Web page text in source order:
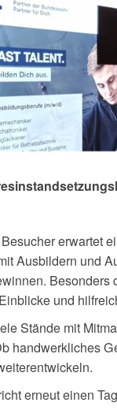
erwartet
Ausbildern und
und
Stände mit
handwerkliches
erneut einen